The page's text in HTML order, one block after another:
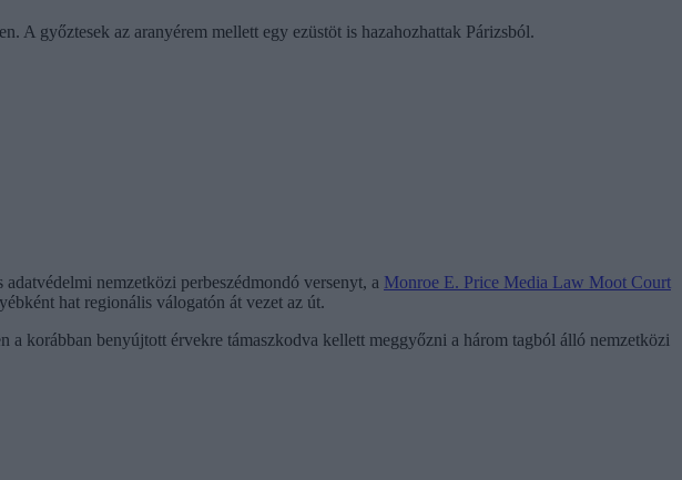
A győztesek az aranyérem mellett egy ezüstöt is hazahozhattak Párizsból.
nemzetközi perbeszédmondó versenyt, a Monroe E. Price Media Law Moot Court
hat regionális válogatón át vezet az út.
a korábban benyújtott érvekre támaszkodva kellett meggyőzni a három tagból álló nemzetközi